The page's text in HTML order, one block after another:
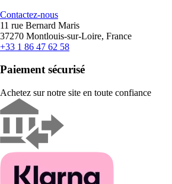
Contactez-nous
11 rue Bernard Maris
37270 Montlouis-sur-Loire, France
+33 1 86 47 62 58
Paiement sécurisé
Achetez sur notre site en toute confiance